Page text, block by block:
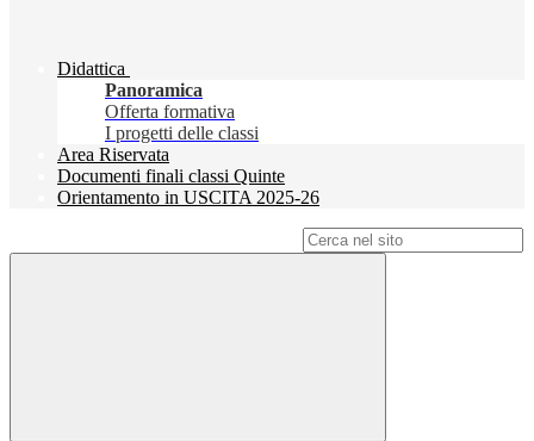
Didattica
Panoramica
Offerta formativa
I progetti delle classi
Area Riservata
Documenti finali classi Quinte
Orientamento in USCITA 2025-26